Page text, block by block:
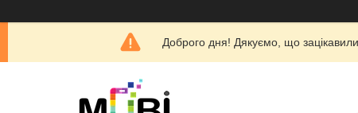
Доброго дня! Дякуємо, що